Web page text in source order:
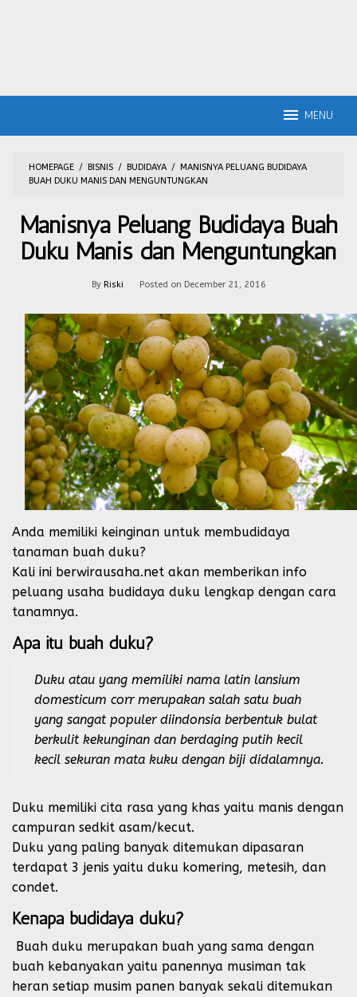
MENU
HOMEPAGE / BISNIS / BUDIDAYA / MANISNYA PELUANG BUDIDAYA
BUAH DUKU MANIS DAN MENGUNTUNGKAN
Manisnya Peluang Budidaya Buah
Duku Manis dan Menguntungkan
By Riski Posted on December 21, 2016
Anda memiliki keinginan untuk membudidaya
tanaman buah duku?
Kali ini berwirausaha.net akan memberikan info
peluang usaha budidaya duku lengkap dengan cara
tanamnya.
Apa itu buah duku?
Duku atau yang memiliki nama latin lansium
domesticum corr merupakan salah satu buah
yang sangat populer diindonsia berbentuk bulat
berkulit kekunginan dan berdaging putih kecil
kecil sekuran mata kuku dengan biji didalamnya.
Duku memiliki cita rasa yang khas yaitu manis dengan
campuran sedkit asam/kecut.
Duku yang paling banyak ditemukan dipasaran
terdapat 3 jenis yaitu duku komering, metesih, dan
condet.
Kenapa budidaya duku?
Buah duku merupakan buah yang sama dengan
buah kebanyakan yaitu panennya musiman tak
heran setiap musim panen banyak sekali ditemukan